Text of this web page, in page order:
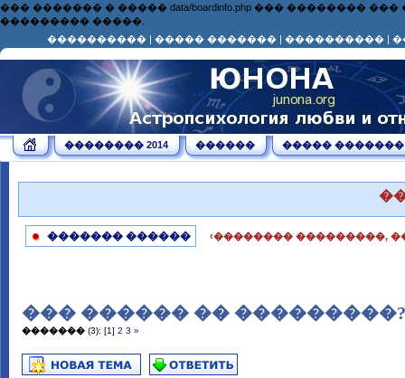
��� ������� � ����� data/boardinfo.php ���
��������� �����.
���������� | ����� ������� | ���������� |
�������� 2014 ������ ����� �������
������� ������ ‹�������� ���������,
��� ������ ��
������� (3): [1] 2 3 »